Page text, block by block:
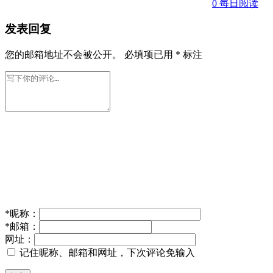
0 每日阅读
发表回复
您的邮箱地址不会被公开。 必填项已用 * 标注
*昵称：
*邮箱：
网址：
记住昵称、邮箱和网址，下次评论免输入